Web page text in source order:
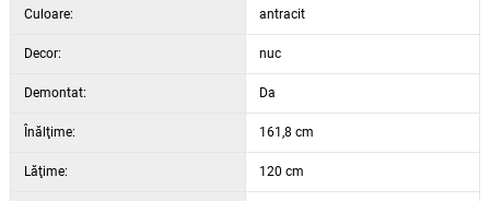
Culoare: antracit
Decor: nuc
Demontat: Da
Înălţime: 161,8 cm
Lăţime: 120 cm